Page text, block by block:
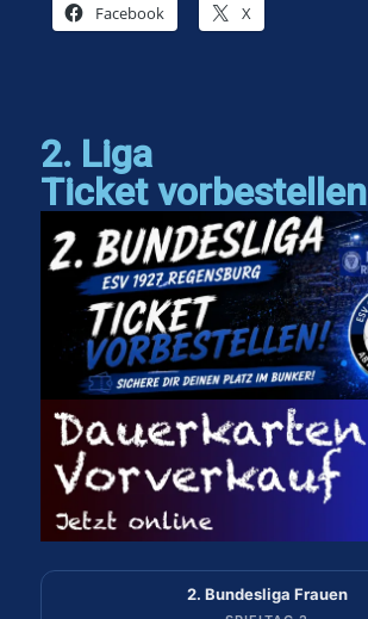
Facebook X
2. Liga
Ticket vorbestellen
2. Bundesliga Frauen
2. Bundesliga Frauen